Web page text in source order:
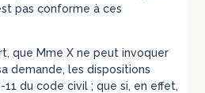
pas conforme à ces
que Mme X ne peut invoquer
demande, les dispositions
du code civil ; que si, en effet,